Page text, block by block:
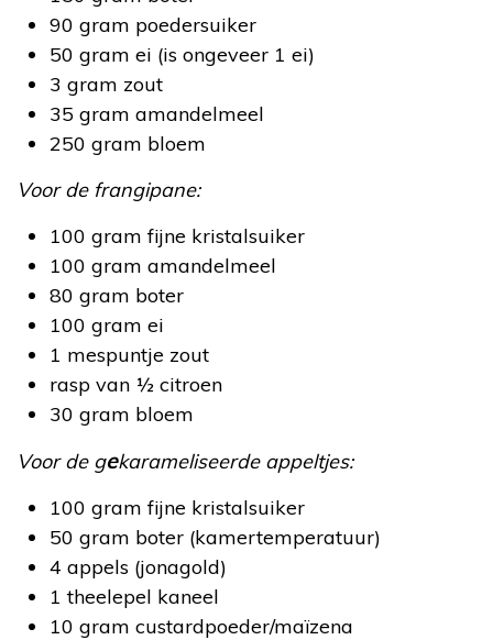
90 gram poedersuiker
50 gram ei (is ongeveer 1 ei)
3 gram zout
35 gram amandelmeel
250 gram bloem
Voor de frangipane:
100 gram fijne kristalsuiker
100 gram amandelmeel
80 gram boter
100 gram ei
1 mespuntje zout
rasp van ½ citroen
30 gram bloem
Voor de gekarameliseerde appeltjes:
100 gram fijne kristalsuiker
50 gram boter (kamertemperatuur)
4 appels (jonagold)
1 theelepel kaneel
10 gram custardpoeder/maïzena